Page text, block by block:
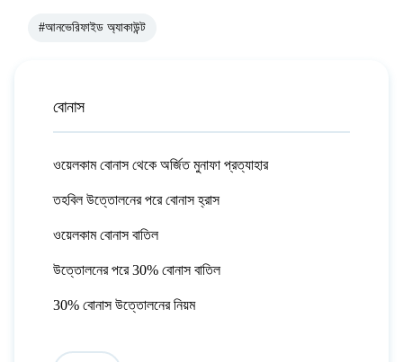
#আনভেরিফাইড অ্যাকাউন্ট
বোনাস
ওয়েলকাম বোনাস থেকে অর্জিত মুনাফা প্রত্যাহার
তহবিল উত্তোলনের পরে বোনাস হ্রাস
ওয়েলকাম বোনাস বাতিল
উত্তোলনের পরে 30% বোনাস বাতিল
30% বোনাস উত্তোলনের নিয়ম